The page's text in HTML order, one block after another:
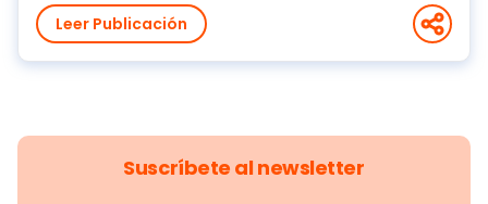
Leer Publicación
Suscríbete al newsletter